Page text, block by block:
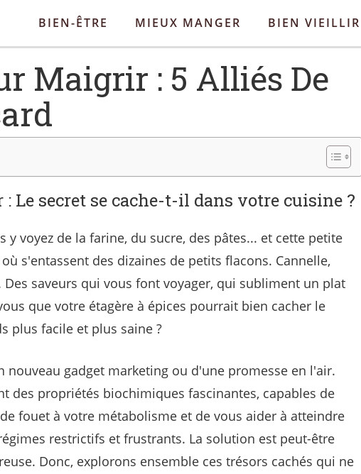
BIEN-ÊTRE MIEUX MANGER BIEN VIEILLIR
Maigrir : 5 Alliés De
Le secret se cache-t-il dans votre cuisine ?
y voyez de la farine, du sucre, des pâtes... et cette petite
s'entassent des dizaines de petits flacons. Cannelle,
saveurs qui vous font voyager, qui subliment un plat
que votre étagère à épices pourrait bien cacher le
plus facile et plus saine ?
nouveau gadget marketing ou d'une promesse en l'air.
des propriétés biochimiques fascinantes, capables de
fouet à votre métabolisme et de vous aider à atteindre
restrictifs et frustrants. La solution est peut-être
Donc, explorons ensemble ces trésors cachés qui ne